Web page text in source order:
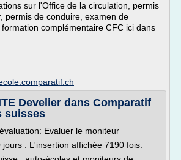
sur l'Office de la circulation, permis
permis de conduire, examen de
complémentaire CFC ici dans
Develier dans Comparatif
suisses
Evaluer le moniteur
: L'insertion affichée 7190 fois.